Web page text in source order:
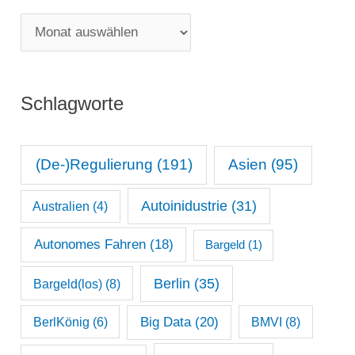
n
o
a
a
h
Schlagworte
(De-)Regulierung (191) Asien (95)
Australien (4) Autoinidustrie(31)
Autonomes Fahren(18) Bargeld(1)
Bargeld(los)(8) Berlin (35)
BerlKönig (6) Big Data(20) BMVI (8)